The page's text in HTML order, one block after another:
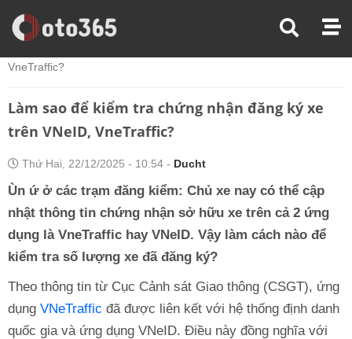
Trang Chủ
Tin Xe
VneTraffic?
Làm sao để kiểm tra chứng nhận đăng ký xe
trên VNeID, VneTraffic?
Thứ Hai, 22/12/2025 - 10:54 - Ducht
Ùn ứ ở các trạm đăng kiểm: Chủ xe nay có thể cập
nhật thông tin chứng nhận sở hữu xe trên cả 2 ứng
dụng là VneTraffic hay VNeID. Vậy làm cách nào để
kiểm tra số lượng xe đã đăng ký?
Theo thông tin từ Cục Cảnh sát Giao thông (CSGT), ứng
dụng VNeTraffic đã được liên kết với hệ thống định danh
quốc gia và ứng dụng VNeID. Điều này đồng nghĩa với